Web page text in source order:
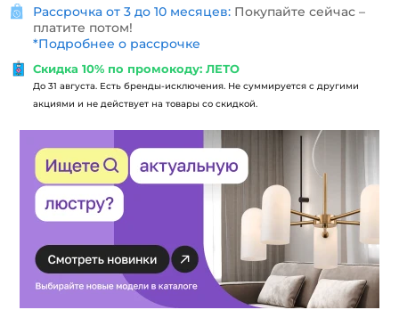
Рассрочка от 3 до 10 месяцев: Покупайте сейчас –
платите потом!
*Подробнее о рассрочке
Скидка 10% по промокоду: ЛЕТО
До 31 августа. Есть бренды-исключения. Не суммируется с другими
акциями и не действует на товары со скидкой.